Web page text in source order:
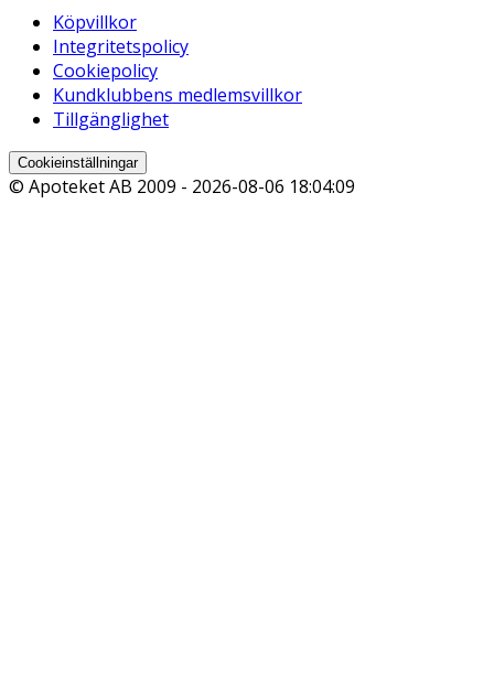
Köpvillkor
Integritetspolicy
Cookiepolicy
Kundklubbens medlemsvillkor
Tillgänglighet
Cookieinställningar
© Apoteket AB 2009 - 2026-08-06 18:04:09